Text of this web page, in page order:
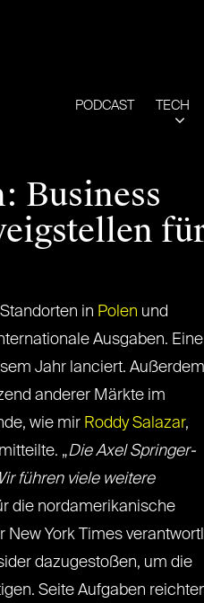
PODCAST TECH
Business
in Polen und
Ausgaben. Eine
Jahr lanciert.
anderer Märkte im
wie mir Roddy Salazar,
„Die Axel Springer-
führen viele weitere
die nordamerikanische
New York Times
dazugestoßen, um die
Seite Aufgaben